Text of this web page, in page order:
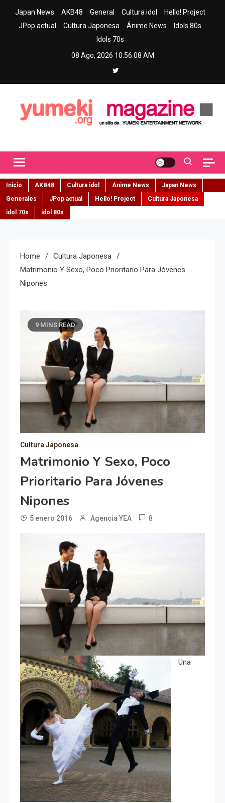
Japan News AKB48 General Cultura idol
Hello! Project
JPop actual
Cultura Japonesa Ánime News
Idols 80s
Idols 70s
08 Ago, 2026 10:56:10 AM
Inicio AKB48 Cultura idol Ánime News
Japan News
Generales
JPop actual Hello! Project
Cultura Japonesa
idol 70s
idol 80s
Home
Cultura Japonesa
Matrimonio Y Sexo, Poco Prioritario Para Jóvenes
Nipones
9 MINS READ
Cultura Japonesa
Matrimonio Y Sexo, Poco
Prioritario Para Jóvenes
Nipones
5 enero 2016 Agencia YEA 8
Una